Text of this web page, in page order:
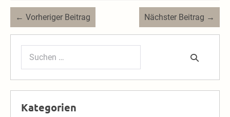
Beitragsnavigation
← Vorheriger Beitrag Nächster Beitrag →
Suchen
Kategorien